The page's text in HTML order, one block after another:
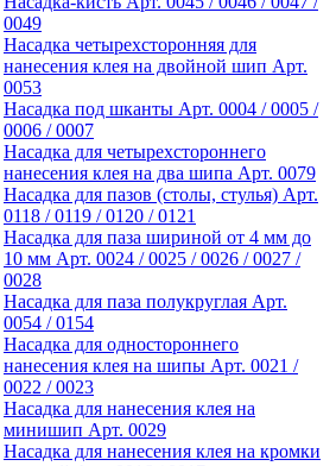
0049
Насадка четырехсторонняя для
нанесения клея на двойной шип Арт.
0053
Насадка под шканты Арт. 0004 / 0005 /
0006 / 0007
Насадка для четырехстороннего
нанесения клея на два шипа Арт. 0079
Насадка для пазов (столы, стулья) Арт.
0118 / 0119 / 0120 / 0121
Насадка для паза шириной от 4 мм до
10 мм Арт. 0024 / 0025 / 0026 / 0027 /
0028
Насадка для паза полукруглая Арт.
0054 / 0154
Насадка для одностороннего
нанесения клея на шипы Арт. 0021 /
0022 / 0023
Насадка для нанесения клея на
минишип Арт. 0029
Насадка для нанесения клея на кромки